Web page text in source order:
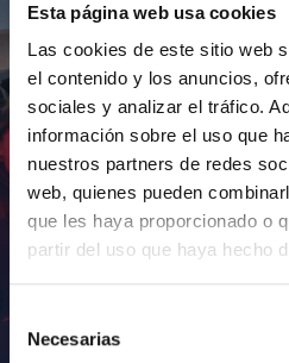
Esta página web usa cookies
Las cookies de este sitio web
el contenido y los anuncios,
sociales y analizar el tráfico.
información sobre el uso que
nuestros partners de redes
web, quienes pueden
que les haya proporcionado o
partir del uso que haya hecho
Necesarias